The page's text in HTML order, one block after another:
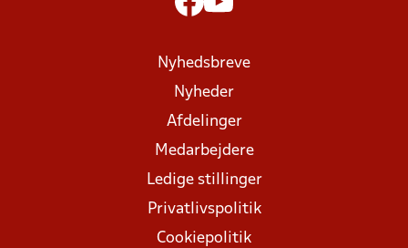
Nyhedsbreve
Nyheder
Afdelinger
Medarbejdere
Ledige stillinger
Privatlivspolitik
Cookiepolitik